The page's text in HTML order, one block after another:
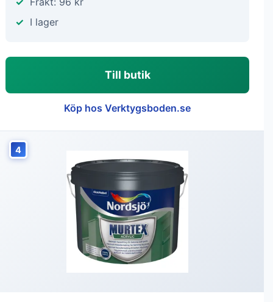
I lager
Till butik
Köp hos Verktygsboden.se
4